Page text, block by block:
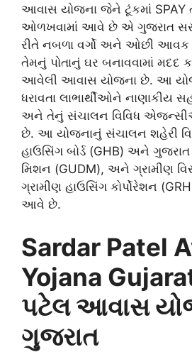
આવાસ યોજના જેને ટૂંકમાં SPAY
ઓળખવામાં આવે છે એ ગુજરાત
રીતે નબળા વર્ગો અને ઓછી આવક
તેમનું પોતાનું ઘર બનાવવામાં મદદ
આવેલી આવાસ યોજના છે. આ
ધરાવતા લાભાર્થીઓને
અને તેનું સંચાલન વિવિધ એજન્સીઓ
છે. આ યોજનાનું સંચાલન શહેરી
હાઉસિંગ બોર્ડ (GHB) અને
મિશન (GUDM), અને ગ્રામીણ
ગ્રામીણ હાઉસિંગ કોર્પોરેશન
આવે છે.
Sardar Patel
Yojana
પટેલ આવાસ
ગુજરાત